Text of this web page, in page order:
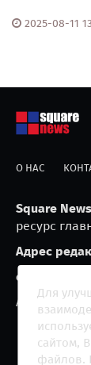
2025-08-11
О НАС
Square News
ресурс
Адрес
e-mail:
Агрегатор
Для
сайтом,
файлов.